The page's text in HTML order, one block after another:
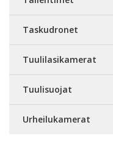
Taskudronet
Tuulilasikamerat
Tuulisuojat
Urheilukamerat